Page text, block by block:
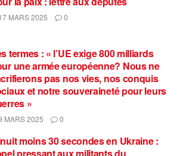
MARS 2025 0
termes : « l’UE exige 800 milliards
une armée européenne? Nous ne
pas nos vies, nos conquis
et notre souveraineté pour leurs
»
MARS 2025 0
moins 30 secondes en Ukraine :
pressant aux militants du